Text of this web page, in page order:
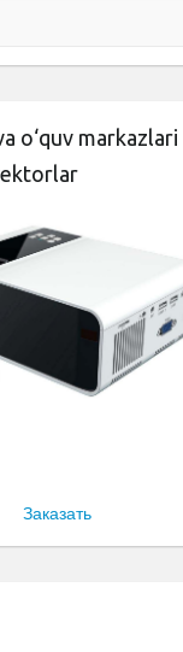
o‘quv markazlari
Заказать